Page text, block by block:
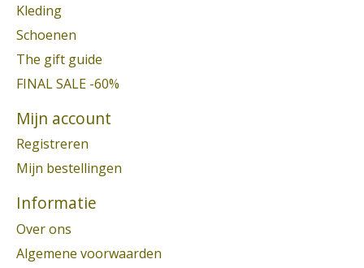
Kleding
Schoenen
The gift guide
FINAL SALE -60%
Mijn account
Registreren
Mijn bestellingen
Informatie
Over ons
Algemene voorwaarden